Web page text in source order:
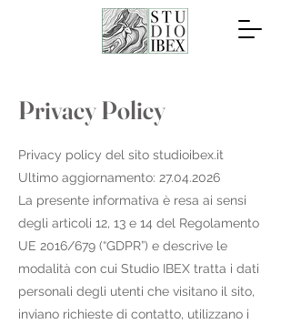
Privacy Policy
Privacy policy del sito studioibex.it
Ultimo aggiornamento: 27.04.2026
La presente informativa è resa ai sensi
degli articoli 12, 13 e 14 del Regolamento
UE 2016/679 (“GDPR”) e descrive le
modalità con cui Studio IBEX tratta i dati
personali degli utenti che visitano il sito,
inviano richieste di contatto, utilizzano i